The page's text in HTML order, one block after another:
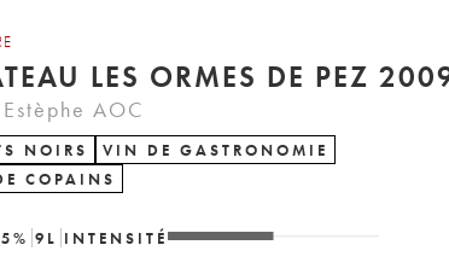
LES ORMES DE PEZ
AOC
NOIRS
VIN DE GASTRONOMIE
COPAINS
% 9 L INTENSITÉ